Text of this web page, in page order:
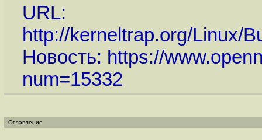
URL:
http://kerneltrap.org/Linux/
Новость: https://
num=15332
Оглавление